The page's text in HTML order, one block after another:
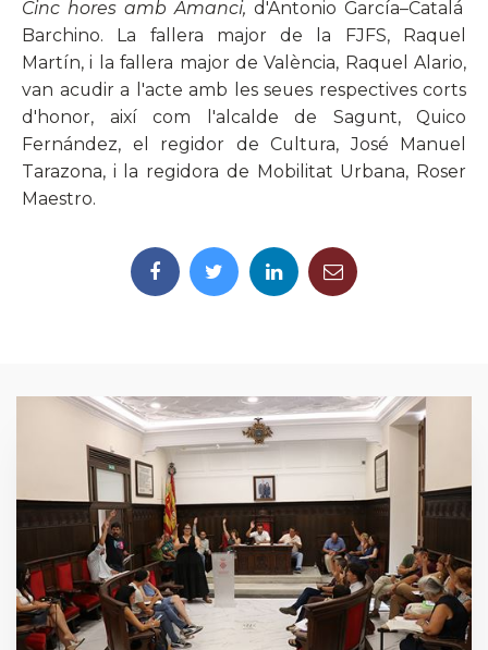
Cinc hores amb Amanci, d'Antonio García–Catalá
Barchino. La fallera major de la FJFS, Raquel
Martín, i la fallera major de València, Raquel Alario,
van acudir a l'acte amb les seues respectives corts
d'honor, així com l'alcalde de Sagunt, Quico
Fernández, el regidor de Cultura, José Manuel
Tarazona, i la regidora de Mobilitat Urbana, Roser
Maestro.